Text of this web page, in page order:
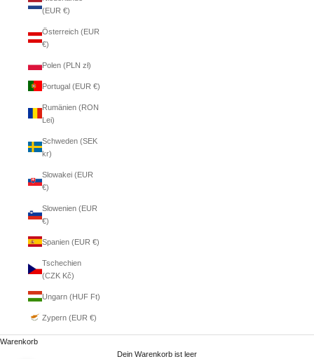
(EUR €)
Österreich (EUR
€)
Polen (PLN zł)
Portugal (EUR €)
Rumänien (RON
Lei)
Schweden (SEK
kr)
Slowakei (EUR
€)
Slowenien (EUR
€)
Spanien (EUR €)
Tschechien
(CZK Kč)
Ungarn (HUF Ft)
Zypern (EUR €)
Warenkorb
Dein Warenkorb ist leer